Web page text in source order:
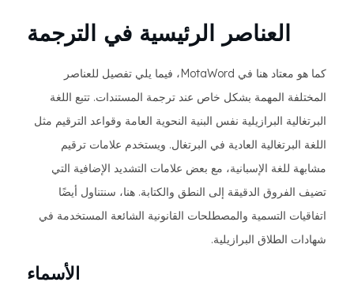
العناصر الرئيسية في الترجمة
كما هو معتاد هنا في MotaWord، فيما يلي تفصيل للعناصر
المختلفة المهمة بشكل خاص عند ترجمة المستندات. تتبع اللغة
البرتغالية البرازيلية نفس البنية النحوية العامة وقواعد الترقيم مثل
اللغة البرتغالية العادية في البرتغال. ويستخدم علامات ترقيم
مشابهة للغة الإسبانية، مع بعض علامات التشديد الإضافية التي
تضيف الفروق الدقيقة إلى النطق والكتابة. هنا، سنتناول أيضًا
اتفاقيات التسمية والمصطلحات القانونية الشائعة المستخدمة في
شهادات الطلاق البرازيلية.
الأسماء